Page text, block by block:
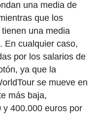
una media de
que los
una media
En cualquier caso,
por los salarios de
ya que la
se mueve en
más baja,
y 400.000 euros por